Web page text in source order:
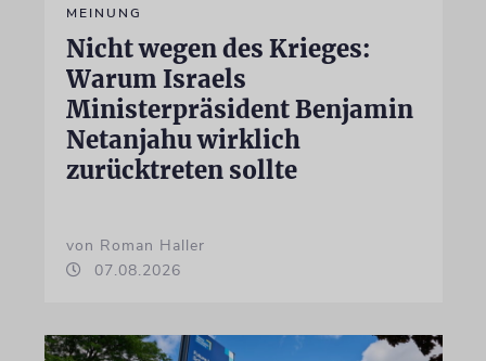
MEINUNG
Nicht wegen des Krieges:
Warum Israels
Ministerpräsident Benjamin
Netanjahu wirklich
zurücktreten sollte
von Roman Haller
07.08.2026